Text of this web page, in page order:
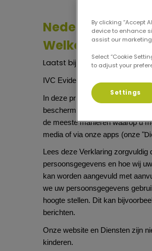
Nederlandse
Welkom
Laatst bijgewerkt: 25 Januari
IVC Evidensia Nederland ("wij",
In deze privacyverklaring ("
beschermen, met wie wij deze
de meeste manieren waarop u
media of via onze apps (onze "
Lees deze Verklaring
persoonsgegevens en hoe wij
kan worden aangevuld met
we uw persoonsgegevens
hoogte stellen. Dit kan
berichten.
Onze website en Diensten zijn
kinderen.
By clicking “Accept
device to enhance
assist our
Select “Cookie
to adjust your
Settings